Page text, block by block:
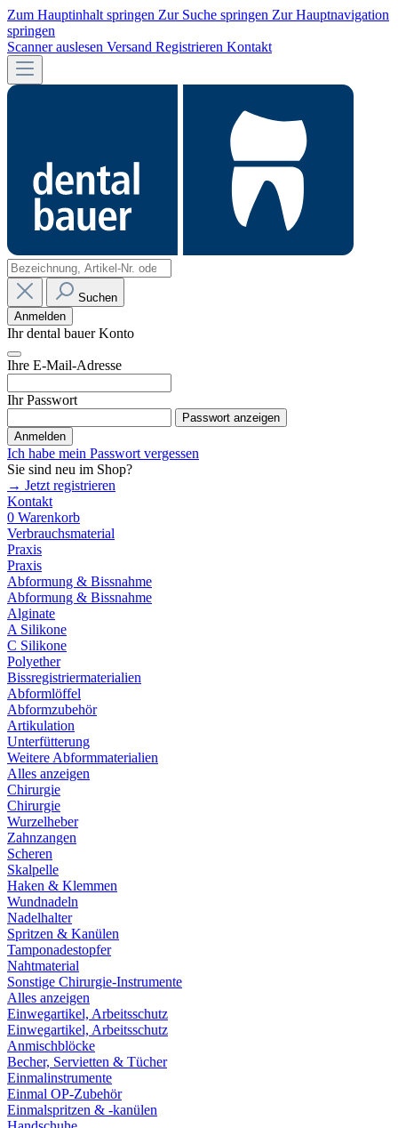
Zum Hauptinhalt springen Zur Suche springen Zur Hauptnavigation
springen
Scanner auslesen Versand Registrieren Kontakt
Suchen
Anmelden
Ihr dental bauer Konto
Ihre E-Mail-Adresse
Ihr Passwort
Passwort anzeigen
Anmelden
Ich habe mein Passwort vergessen
Sie sind neu im Shop?
→ Jetzt registrieren
Kontakt
0 Warenkorb
Verbrauchsmaterial
Praxis
Praxis
Abformung & Bissnahme
Abformung & Bissnahme
Alginate
A Silikone
C Silikone
Polyether
Bissregistriermaterialien
Abformlöffel
Abformzubehör
Artikulation
Unterfütterung
Weitere Abformmaterialien
Alles anzeigen
Chirurgie
Chirurgie
Wurzelheber
Zahnzangen
Scheren
Skalpelle
Haken & Klemmen
Wundnadeln
Nadelhalter
Spritzen & Kanülen
Tamponadestopfer
Nahtmaterial
Sonstige Chirurgie-Instrumente
Alles anzeigen
Einwegartikel, Arbeitsschutz
Einwegartikel, Arbeitsschutz
Anmischblöcke
Becher, Servietten & Tücher
Einmalinstrumente
Einmal OP-Zubehör
Einmalspritzen & -kanülen